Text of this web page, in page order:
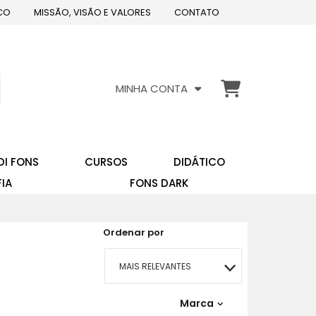
MISSÃO, VISÃO E VALORES CONTATO
MINHA CONTA
FONS CURSOS
DIDÁTICO
FONS DARK
Ordenar por
MAIS RELEVANTES
MAIS VENDIDOSMarca